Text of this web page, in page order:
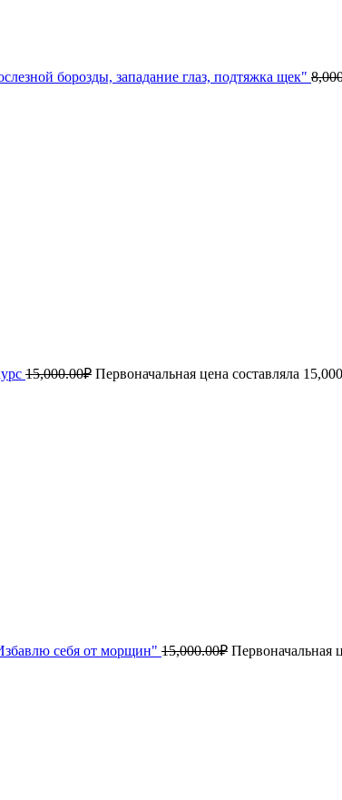
борозды, западание глаз, подтяжка щек"
15,000.00₽ Первоначальная цена составляла
себя от морщин" 15,000.00₽ Первоначальная